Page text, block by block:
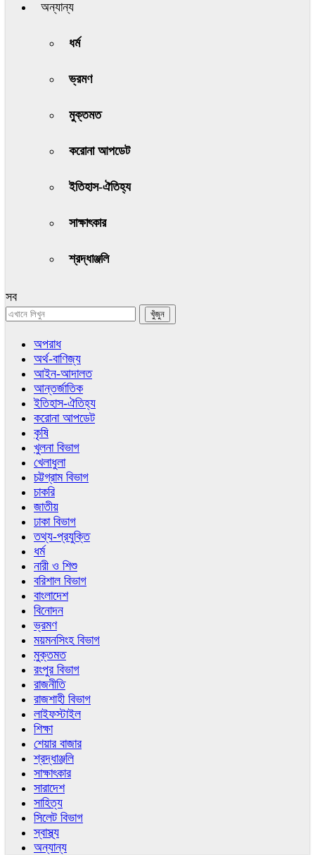
অন্যান্য
ধর্ম
ভ্রমণ
মুক্তমত
করোনা আপডেট
ইতিহাস-ঐতিহ্য
সাক্ষাৎকার
শ্রদ্ধাঞ্জলি
সব
অপরাধ
অর্থ-বাণিজ্য
আইন-আদালত
আন্তর্জাতিক
ইতিহাস-ঐতিহ্য
করোনা আপডেট
কৃষি
খুলনা বিভাগ
খেলাধুলা
চট্টগ্রাম বিভাগ
চাকরি
জাতীয়
ঢাকা বিভাগ
তথ্য-প্রযুক্তি
ধর্ম
নারী ও শিশু
বরিশাল বিভাগ
বাংলাদেশ
বিনোদন
ভ্রমণ
ময়মনসিংহ বিভাগ
মুক্তমত
রংপুর বিভাগ
রাজনীতি
রাজশাহী বিভাগ
লাইফস্টাইল
শিক্ষা
শেয়ার বাজার
শ্রদ্ধাঞ্জলি
সাক্ষাৎকার
সারাদেশ
সাহিত্য
সিলেট বিভাগ
স্বাস্থ্য
অন্যান্য